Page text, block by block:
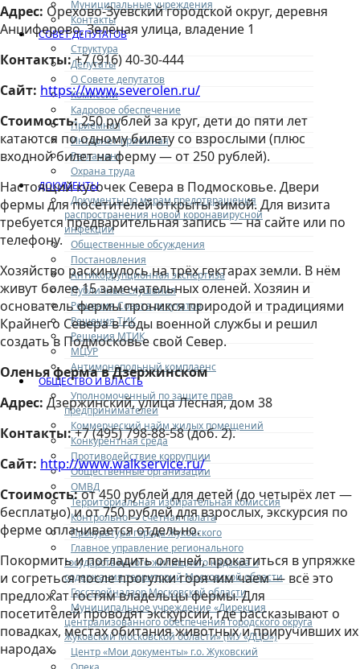
Муниципальные учреждения
Контакты
СОВЕТ ДЕПУТАТОВ
Структура
Депутаты
О Совете депутатов
Комиссии
Кадровое обеспечение
Приемная
Интернет-приемная
Регламент
Охрана труда
ДОКУМЕНТЫ
Документы по мерам предотвращения
распространения новой коронавирусной
инфекции
Общественные обсуждения
Постановления
Антикоррупционная экспертиза
Публичные слушания
Решения Совета депутатов
Решения ТИК
Решения МТИК
МЦУР
Антимонопольный комплаенс
ОБЩЕСТВО И ВЛАСТЬ
Уполномоченный по защите прав
предпринимателей
Коммерческий найм жилых помещений
Конкурентная среда
Противодействие коррупции
Общественные организации
ОМВД
Территориальная избирательная комиссия
Контрольно — счетная палата
Прокуратура города Жуковского
Главное управление регионального
государственного жилищного надзора и
содержания территорий Московской области
Госстройнадзор Московской области
Муниципальное учреждение «Дирекция
централизованного обеспечения городского округа
Жуковский Московской области» (МУ «ДЦО»)
Центр «Мои документы» г.о. Жуковский
Адрес: Орехово-Зуевский городской округ, деревня
Анциферово, Зелёная улица, владение 1
Контакты:+7 (916) 40-30-444
Сайт: https://www.severolen.ru/
Стоимость:250 рублей за круг, дети до пяти лет
катаются по одному билету со взрослыми (плюс
входной билет на ферму — от 250 рублей).
Настоящий кусочек Севера в Подмосковье. Двери
фермы для посетителей открыты зимой. Для визита
требуется предварительная запись — на сайте или по
телефону.
Хозяйство раскинулось на трёх гектарах земли. В нём
живут более 15 замечательных оленей. Хозяин и
основатель фермы проникся природой и традициями
Крайнего Севера в годы военной службы и решил
создать в Подмосковье свой Север.
Оленья ферма в Дзержинском
Адрес: Дзержинский, улица Лесная, дом 38
Контакты:+7 (495) 798-88-58 (доб. 2).
Сайт: http://www.walkservice.ru/
Стоимость:от 450 рублей для детей (до четырёх лет —
бесплатно) и от 750 рублей для взрослых, экскурсия по
ферме оплачивается отдельно.
Покормить и погладить оленей, прокатиться в упряжке
и согреться после прогулки горячим чаем — всё это
предложат гостям владельцы фермы. Для
посетителей проводят экскурсии, где рассказывают о
повадках, местах обитания животных и приручивших их
народах.